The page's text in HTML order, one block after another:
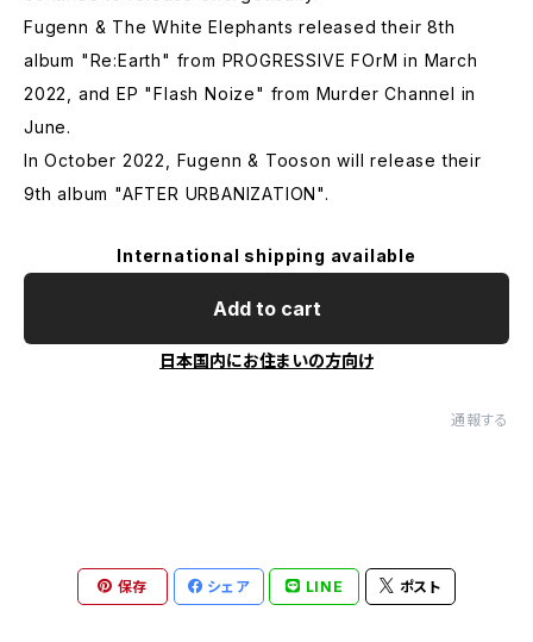
Fugenn & The White Elephants released their 8th
album "Re:Earth" from PROGRESSIVE FOrM in March
2022, and EP "Flash Noize" from Murder Channel in
June.
In October 2022, Fugenn & Tooson will release their
9th album "AFTER URBANIZATION".
International shipping available
Add to cart
日本国内にお住まいの方向け
通報する
保存 シェア LINE ポスト